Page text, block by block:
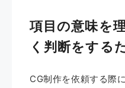
項目の意味を
く判断をする
CG制作を依頼する際